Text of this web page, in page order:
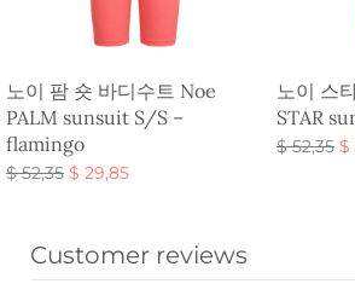
노이 팜 숏 바디수트 Noe
PALM sunsuit S/S –
flamingo
$52,35 원래 가
$ 29,85현재 가
노이 스
STAR
$52,35 $
Customer reviews